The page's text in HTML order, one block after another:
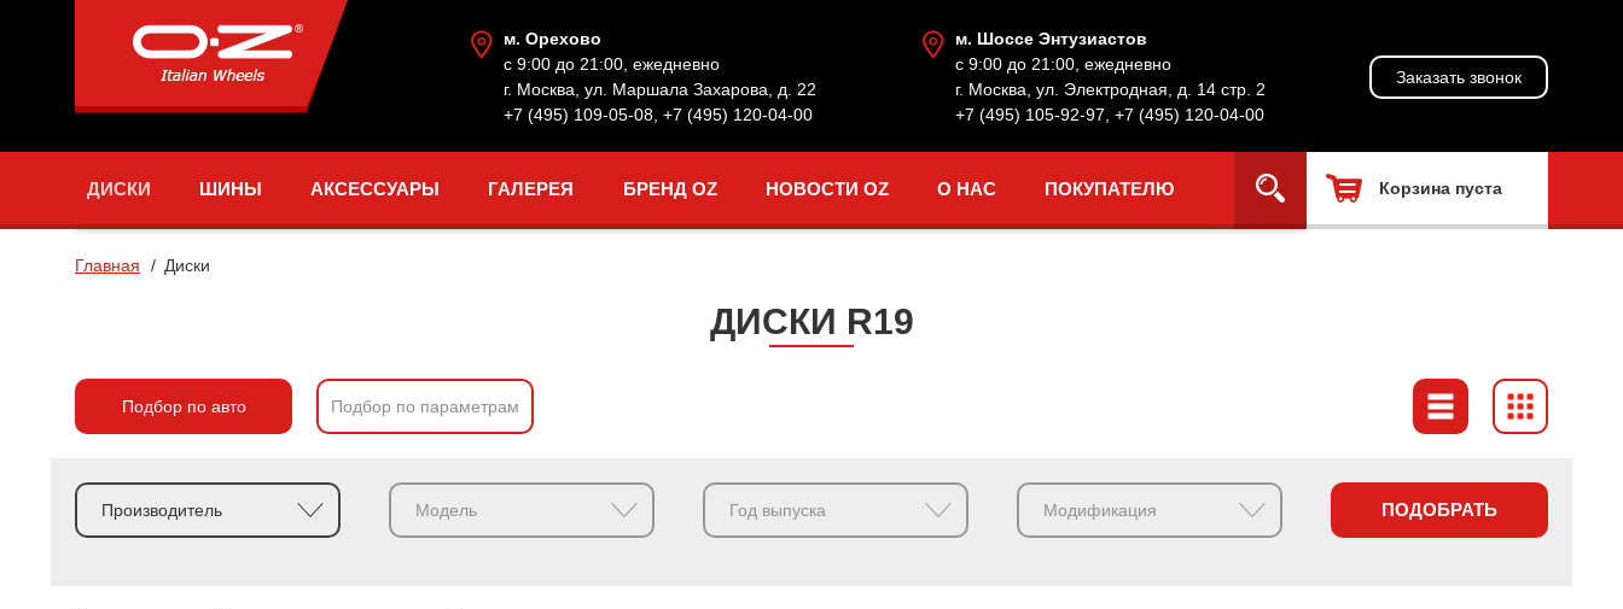
м. Орехово
с 9:00 до 21:00, ежедневно
г. Москва, ул. Маршала Захарова, д. 22
+7 (495) 109-05-08 +7 (495) 120-04-00
м. Шоссе Энтузиастов
с 9:00 до 21:00, ежедневно
г. Москва, ул. Электродная, д. 14 стр. 2
+7 (495) 105-92-97 +7 (495) 120-04-00
Заказать звонок
ДИСКИ ШИНЫ АКСЕССУАРЫ ГАЛЕРЕЯ БРЕНД OZ НОВОСТИ OZ О НАС ПОКУПАТЕЛЮ Корзина пуста
Главная Диски
ДИСКИ R19
Подбор по авто Подбор по параметрам
Производитель Модель Год выпуска Модификация ПОДОБРАТЬ